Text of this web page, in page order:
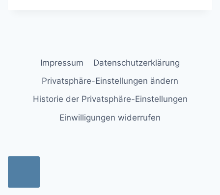
Impressum
Datenschutzerklärung
Privatsphäre-Einstellungen ändern
Historie der Privatsphäre-Einstellungen
Einwilligungen widerrufen